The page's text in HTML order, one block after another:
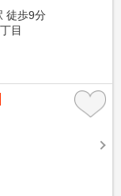
徒歩9分
目